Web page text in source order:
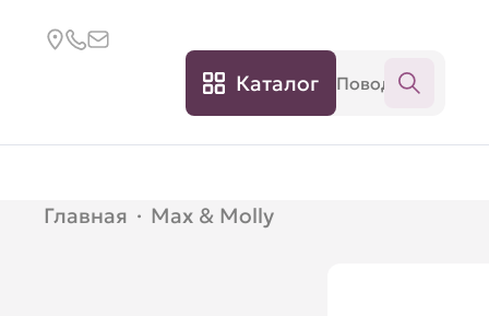
Каталог
Главная · Max & Molly